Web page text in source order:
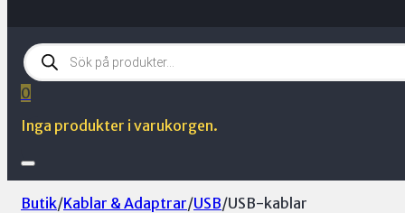
Products
search
0
Inga produkter i varukorgen.
Butik/Kablar & Adaptrar/USB/USB-kablar